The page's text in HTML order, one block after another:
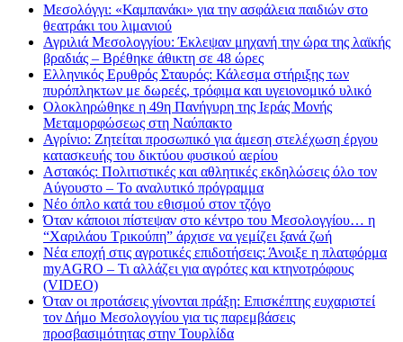
Μεσολόγγι: «Καμπανάκι» για την ασφάλεια παιδιών στο
θεατράκι του λιμανιού
Αγριλιά Μεσολογγίου: Έκλεψαν μηχανή την ώρα της λαϊκής
βραδιάς – Βρέθηκε άθικτη σε 48 ώρες
Ελληνικός Ερυθρός Σταυρός: Κάλεσμα στήριξης των
πυρόπληκτων με δωρεές, τρόφιμα και υγειονομικό υλικό
Ολοκληρώθηκε η 49η Πανήγυρη της Ιεράς Μονής
Μεταμορφώσεως στη Ναύπακτο
Αγρίνιο: Ζητείται προσωπικό για άμεση στελέχωση έργου
κατασκευής του δικτύου φυσικού αερίου
Αστακός: Πολιτιστικές και αθλητικές εκδηλώσεις όλο τον
Αύγουστο – Το αναλυτικό πρόγραμμα
Νέο όπλο κατά του εθισμού στον τζόγο
Όταν κάποιοι πίστεψαν στο κέντρο του Μεσολογγίου… η
“Χαριλάου Τρικούπη” άρχισε να γεμίζει ξανά ζωή
Νέα εποχή στις αγροτικές επιδοτήσεις: Άνοιξε η πλατφόρμα
myAGRO – Τι αλλάζει για αγρότες και κτηνοτρόφους
(VIDEO)
Όταν οι προτάσεις γίνονται πράξη: Επισκέπτης ευχαριστεί
τον Δήμο Μεσολογγίου για τις παρεμβάσεις
προσβασιμότητας στην Τουρλίδα